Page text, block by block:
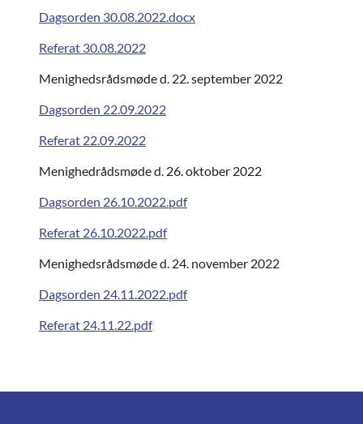
Dagsorden 30.08.2022.docx
Referat 30.08.2022
Menighedsrådsmøde d. 22. september 2022
Dagsorden 22.09.2022
Referat 22.09.2022
Menighedrådsmøde d. 26. oktober 2022
Dagsorden 26.10.2022.pdf
Referat 26.10.2022.pdf
Menighedsrådsmøde d. 24. november 2022
Dagsorden 24.11.2022.pdf
Referat 24.11.22.pdf